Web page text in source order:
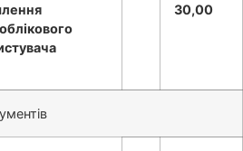
30,00